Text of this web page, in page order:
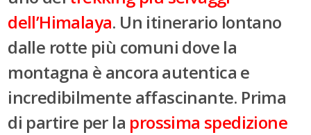
dell’Himalaya. Un itinerario lontano
dalle rotte più comuni dove la
montagna è ancora autentica e
incredibilmente affascinante. Prima
di partire per la prossima spedizione